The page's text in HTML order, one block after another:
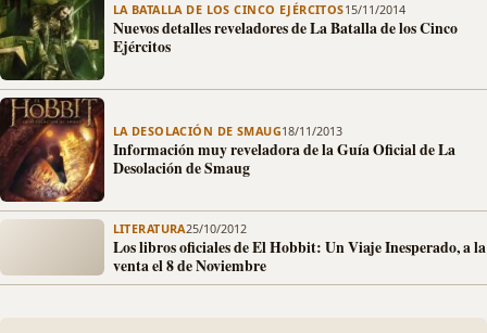
LA BATALLA DE LOS CINCO EJÉRCITOS15/11/2014
Nuevos detalles reveladores de La Batalla de los Cinco
Ejércitos
LA DESOLACIÓN DE SMAUG18/11/2013
Información muy reveladora de la Guía Oficial de La
Desolación de Smaug
LITERATURA25/10/2012
Los libros oficiales de El Hobbit: Un Viaje Inesperado, a la
venta el 8 de Noviembre